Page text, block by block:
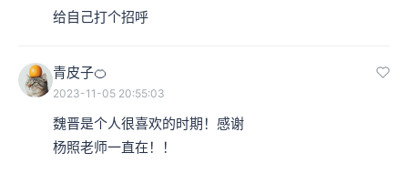
给自己打个招呼
青皮子🍊
2023-11-05 20:55:03
魏晋是个人很喜欢的时期！感谢
杨照老师一直在！！